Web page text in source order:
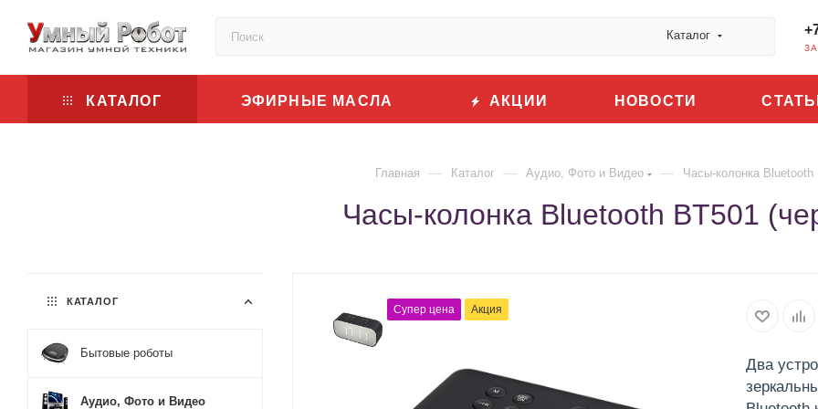
Каталог
КАТАЛОГ ЭФИРНЫЕ МАСЛА АКЦИИ НОВОСТИ
Главная — Каталог — Аудио, Фото и Видео — Часы-колонка Bluetooth
Часы-колонка Bluetooth BT501
Супер цена Акция
Два
КАТАЛОГ
Бытовые роботы
Аудио, Фото и Видео